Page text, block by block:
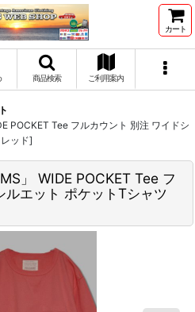
カート
商品検索 ご利用案内
POCKET Tee フルカウント 別注 ワイドシ
ッド]
」 WIDE POCKET Tee フ
ルエット ポケットTシャツ